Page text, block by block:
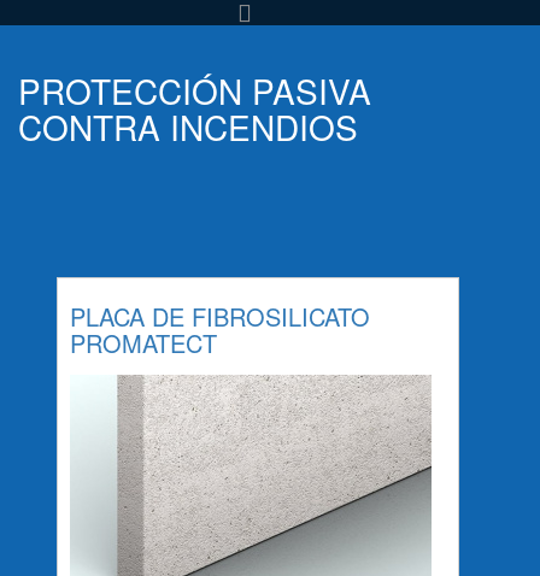
PROTECCIÓN PASIVA
CONTRA INCENDIOS
PLACA DE FIBROSILICATO
PROMATECT